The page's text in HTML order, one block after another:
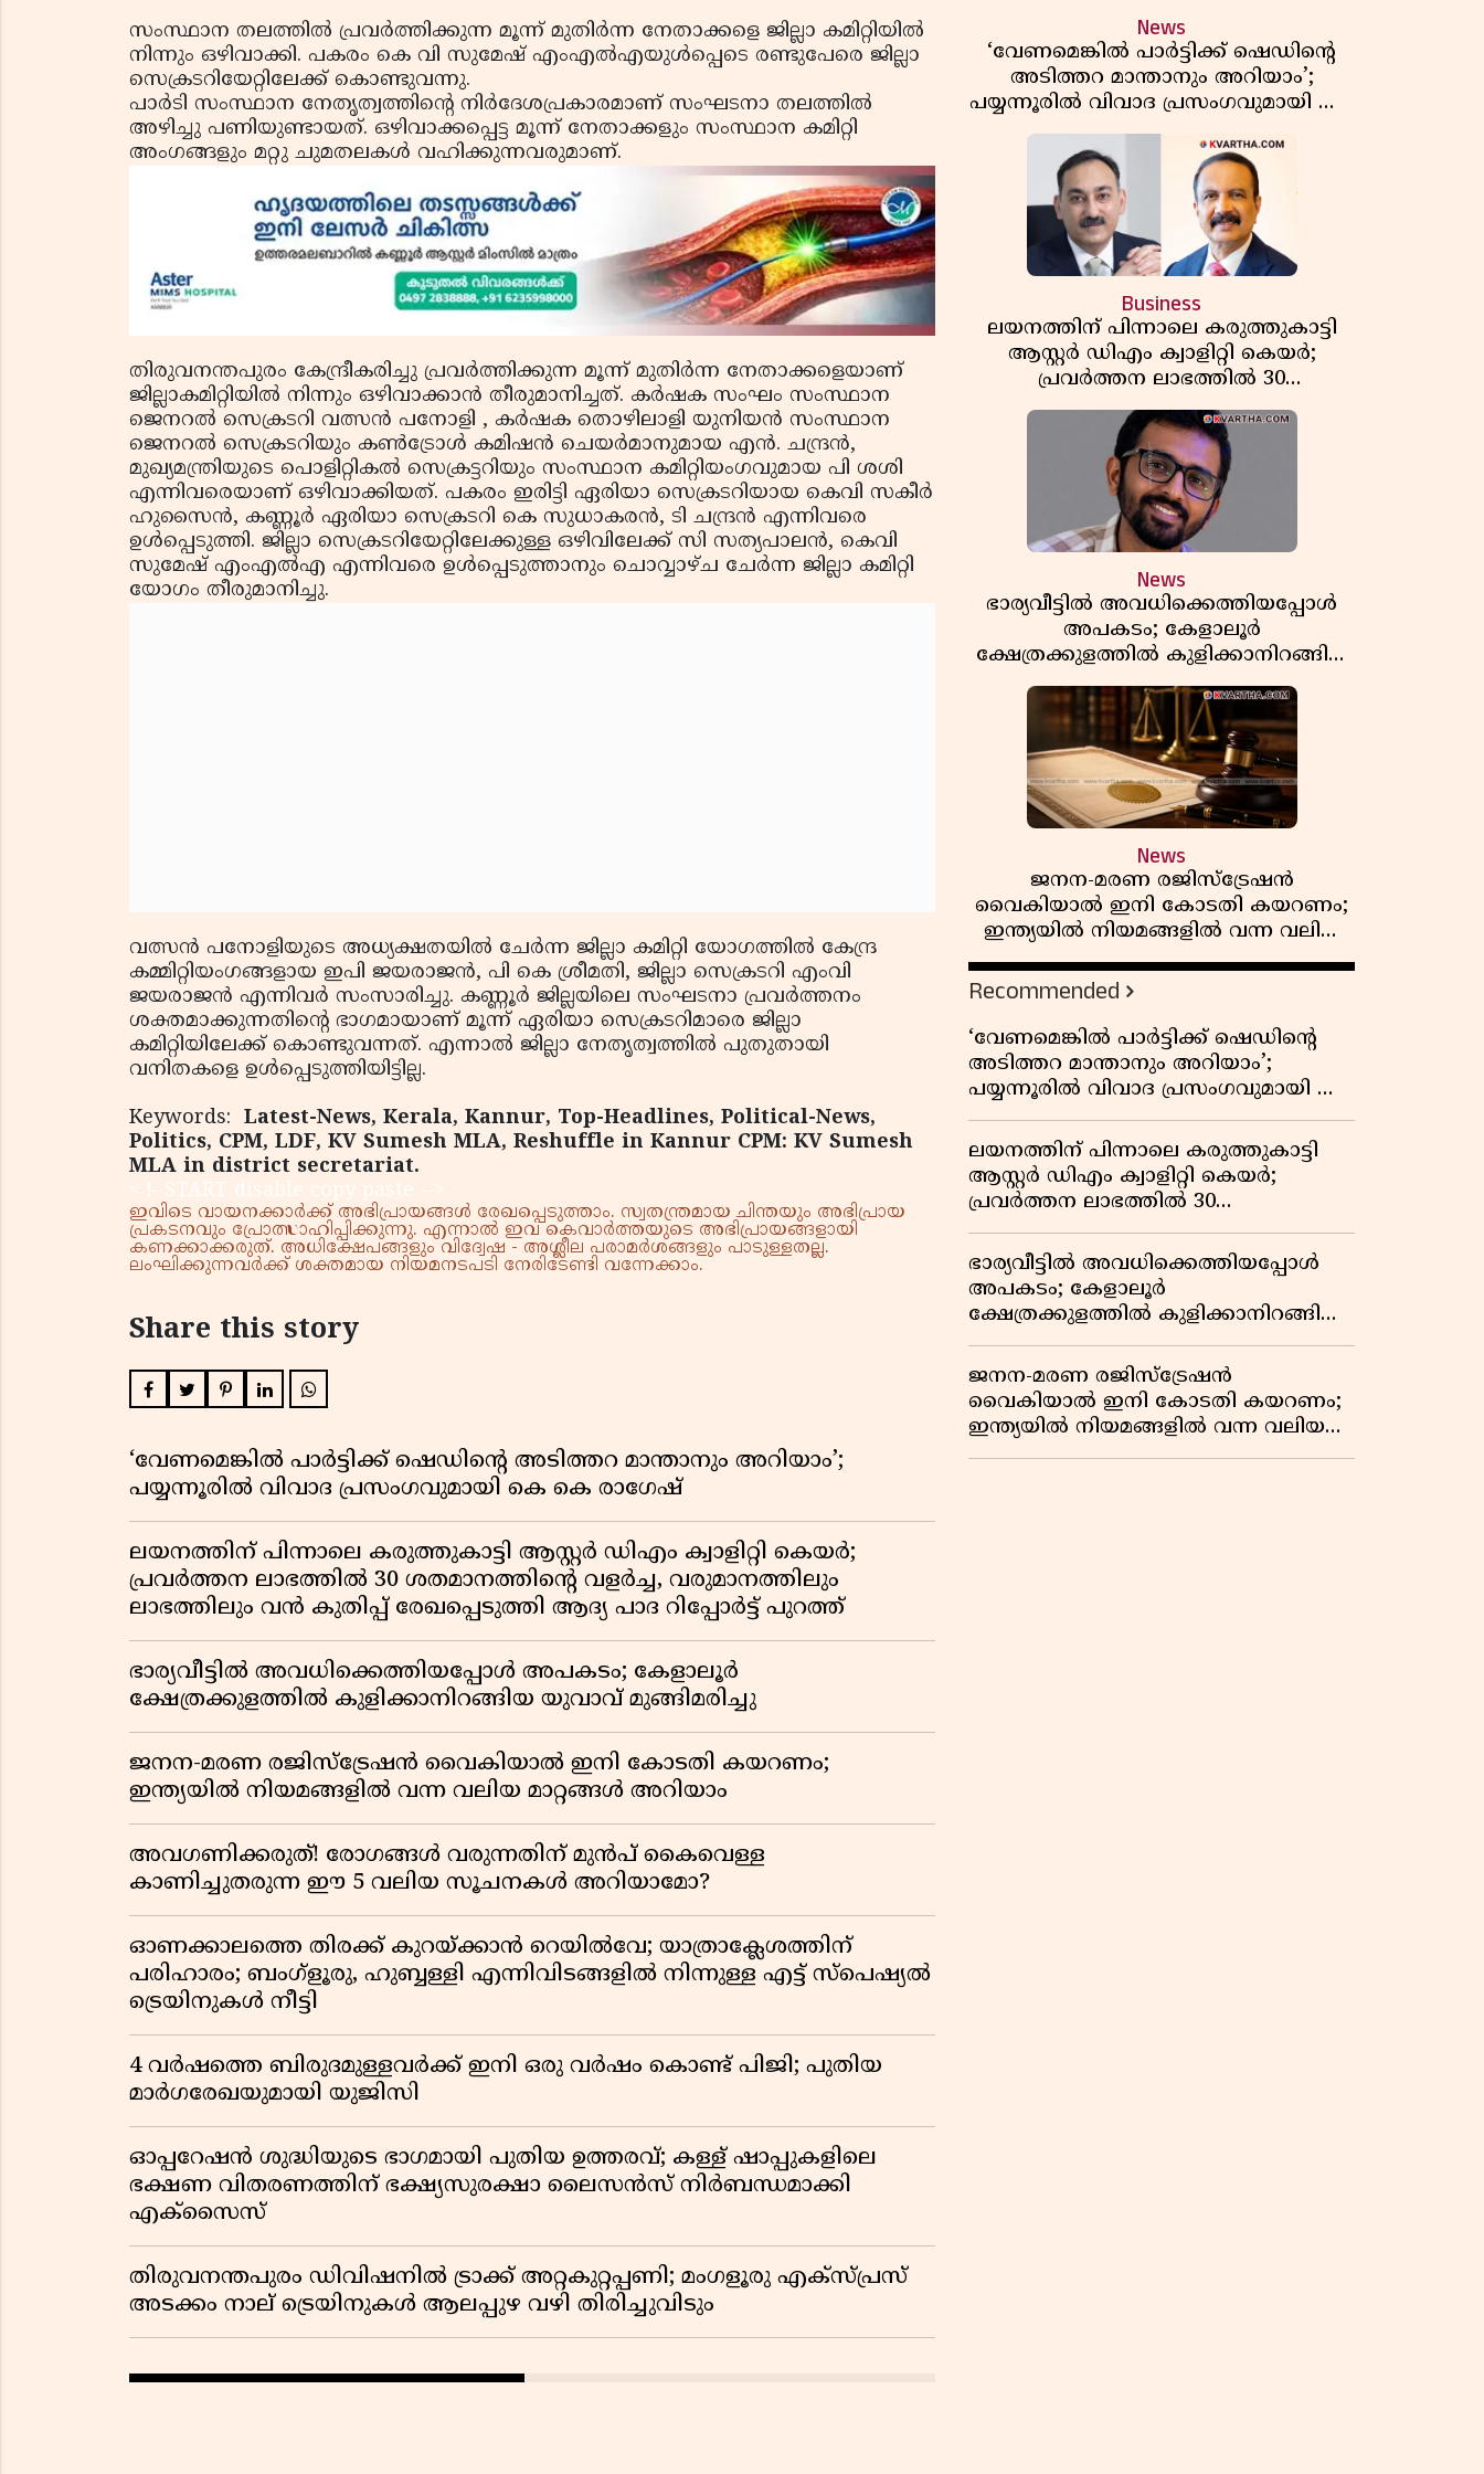
സംസ്ഥാന തലത്തില്‍ പ്രവര്‍ത്തിക്കുന്ന മൂന്ന് മുതിര്‍ന്ന നേതാക്കളെ ജില്ലാ കമിറ്റിയില്‍
നിന്നും ഒഴിവാക്കി. പകരം കെ വി സുമേഷ് എംഎല്‍എയുള്‍പ്പെടെ രണ്ടുപേരെ ജില്ലാ
സെക്രടറിയേറ്റിലേക്ക് കൊണ്ടുവന്നു.
പാര്‍ടി സംസ്ഥാന നേതൃത്വത്തിന്റെ നിര്‍ദേശപ്രകാരമാണ് സംഘടനാ തലത്തില്‍
അഴിച്ചു പണിയുണ്ടായത്. ഒഴിവാക്കപ്പെട്ട മൂന്ന് നേതാക്കളും സംസ്ഥാന കമിറ്റി
അംഗങ്ങളും മറ്റു ചുമതലകള്‍ വഹിക്കുന്നവരുമാണ്.
തിരുവനന്തപുരം കേന്ദ്രീകരിച്ചു പ്രവര്‍ത്തിക്കുന്ന മൂന്ന് മുതിര്‍ന്ന നേതാക്കളെയാണ്
ജില്ലാകമിറ്റിയില്‍ നിന്നും ഒഴിവാക്കാന്‍ തീരുമാനിച്ചത്. കര്‍ഷക സംഘം സംസ്ഥാന
ജെനറല്‍ സെക്രടറി വത്സന്‍ പനോളി , കര്‍ഷക തൊഴിലാളി യുനിയന്‍ സംസ്ഥാന
ജെനറല്‍ സെക്രടറിയും കണ്‍ട്രോള്‍ കമിഷന്‍ ചെയര്‍മാനുമായ എന്‍. ചന്ദ്രന്‍,
മുഖ്യമന്ത്രിയുടെ പൊളിറ്റികല്‍ സെക്രട്ടറിയും സംസ്ഥാന കമിറ്റിയംഗവുമായ പി ശശി
എന്നിവരെയാണ് ഒഴിവാക്കിയത്. പകരം ഇരിട്ടി ഏരിയാ സെക്രടറിയായ കെവി സകീര്‍
ഹുസൈന്‍, കണ്ണൂര്‍ ഏരിയാ സെക്രടറി കെ സുധാകരന്‍, ടി ചന്ദ്രന്‍ എന്നിവരെ
ഉള്‍പ്പെടുത്തി. ജില്ലാ സെക്രടറിയേറ്റിലേക്കുള്ള ഒഴിവിലേക്ക് സി സത്യപാലന്‍, കെവി
സുമേഷ് എംഎല്‍എ എന്നിവരെ ഉള്‍പ്പെടുത്താനും ചൊവ്വാഴ്ച ചേര്‍ന്ന ജില്ലാ കമിറ്റി
യോഗം തീരുമാനിച്ചു.
വത്സന്‍ പനോളിയുടെ അധ്യക്ഷതയില്‍ ചേര്‍ന്ന ജില്ലാ കമിറ്റി യോഗത്തില്‍ കേന്ദ്ര
കമ്മിറ്റിയംഗങ്ങളായ ഇപി ജയരാജന്‍, പി കെ ശ്രീമതി, ജില്ലാ സെക്രടറി എംവി
ജയരാജന്‍ എന്നിവര്‍ സംസാരിച്ചു. കണ്ണൂര്‍ ജില്ലയിലെ സംഘടനാ പ്രവര്‍ത്തനം
ശക്തമാക്കുന്നതിന്റെ ഭാഗമായാണ് മൂന്ന് ഏരിയാ സെക്രടറിമാരെ ജില്ലാ
കമിറ്റിയിലേക്ക് കൊണ്ടുവന്നത്. എന്നാല്‍ ജില്ലാ നേതൃത്വത്തില്‍ പുതുതായി
വനിതകളെ ഉള്‍പ്പെടുത്തിയിട്ടില്ല.
Keywords: Latest-News, Kerala, Kannur, Top-Headlines, Political-News,
Politics, CPM, LDF, KV Sumesh MLA, Reshuffle in Kannur CPM: KV Sumesh
MLA in district secretariat.
< !- START disable copy paste -->
ഇവിടെ വായനക്കാർക്ക് അഭിപ്രായങ്ങൾ രേഖപ്പെടുത്താം. സ്വതന്ത്രമായ ചിന്തയും അഭിപ്രായ
പ്രകടനവും പ്രോത്സാഹിപ്പിക്കുന്നു. എന്നാൽ ഇവ കെവാർത്തയുടെ അഭിപ്രായങ്ങളായി
കണക്കാക്കരുത്. അധിക്ഷേപങ്ങളും വിദ്വേഷ - അശ്ലീല പരാമർശങ്ങളും പാടുള്ളതല്ല.
ലംഘിക്കുന്നവർക്ക് ശക്തമായ നിയമനടപടി നേരിടേണ്ടി വന്നേക്കാം.
Share this story
‘വേണമെങ്കിൽ പാർട്ടിക്ക് ഷെഡിൻ്റെ അടിത്തറ മാന്താനും അറിയാം’;
പയ്യന്നൂരിൽ വിവാദ പ്രസംഗവുമായി കെ കെ രാഗേഷ്
ലയനത്തിന് പിന്നാലെ കരുത്തുകാട്ടി ആസ്റ്റർ ഡിഎം ക്വാളിറ്റി കെയർ;
പ്രവർത്തന ലാഭത്തിൽ 30 ശതമാനത്തിൻ്റെ വളർച്ച, വരുമാനത്തിലും
ലാഭത്തിലും വൻ കുതിപ്പ് രേഖപ്പെടുത്തി ആദ്യ പാദ റിപ്പോർട്ട് പുറത്ത്
ഭാര്യവീട്ടിൽ അവധിക്കെത്തിയപ്പോൾ അപകടം; കേളാലൂർ
ക്ഷേത്രക്കുളത്തിൽ കുളിക്കാനിറങ്ങിയ യുവാവ് മുങ്ങിമരിച്ചു
ജനന-മരണ രജിസ്ട്രേഷൻ വൈകിയാൽ ഇനി കോടതി കയറണം;
ഇന്ത്യയിൽ നിയമങ്ങളിൽ വന്ന വലിയ മാറ്റങ്ങൾ അറിയാം
അവഗണിക്കരുത്! രോഗങ്ങൾ വരുന്നതിന് മുൻപ് കൈവെള്ള
കാണിച്ചുതരുന്ന ഈ 5 വലിയ സൂചനകൾ അറിയാമോ?
ഓണക്കാലത്തെ തിരക്ക് കുറയ്ക്കാൻ റെയിൽവേ; യാത്രാക്ലേശത്തിന്
പരിഹാരം; ബംഗ്ളൂരു, ഹുബ്ബള്ളി എന്നിവിടങ്ങളിൽ നിന്നുള്ള എട്ട് സ്പെഷ്യൽ
ട്രെയിനുകൾ നീട്ടി
4 വർഷത്തെ ബിരുദമുള്ളവർക്ക് ഇനി ഒരു വർഷം കൊണ്ട് പിജി; പുതിയ
മാർഗരേഖയുമായി യുജിസി
ഓപ്പറേഷൻ ശുദ്ധിയുടെ ഭാഗമായി പുതിയ ഉത്തരവ്; കള്ള് ഷാപ്പുകളിലെ
ഭക്ഷണ വിതരണത്തിന് ഭക്ഷ്യസുരക്ഷാ ലൈസൻസ് നിർബന്ധമാക്കി
എക്സൈസ്
തിരുവനന്തപുരം ഡിവിഷനിൽ ട്രാക്ക് അറ്റകുറ്റപ്പണി; മംഗളൂരു എക്സ്പ്രസ്
അടക്കം നാല് ട്രെയിനുകൾ ആലപ്പുഴ വഴി തിരിച്ചുവിടും
News
‘വേണമെങ്കിൽ പാർട്ടിക്ക് ഷെഡിൻ്റെ
അടിത്തറ മാന്താനും അറിയാം’;
പയ്യന്നൂരിൽ വിവാദ പ്രസംഗവുമായി കെ
കെ രാഗേഷ്
Business
ലയനത്തിന് പിന്നാലെ കരുത്തുകാട്ടി
ആസ്റ്റർ ഡിഎം ക്വാളിറ്റി കെയർ;
പ്രവർത്തന ലാഭത്തിൽ 30
ശതമാനത്തിൻ്റെ വളർച്ച,
വരുമാനത്തിലും ലാഭത്തിലും വൻ
കുതിപ്പ് രേഖപ്പെടുത്തി ആദ്യ പാദ
റിപ്പോർട്ട് പുറത്ത്
News
ഭാര്യവീട്ടിൽ അവധിക്കെത്തിയപ്പോൾ
അപകടം; കേളാലൂർ
ക്ഷേത്രക്കുളത്തിൽ കുളിക്കാനിറങ്ങിയ
യുവാവ് മുങ്ങിമരിച്ചു
News
ജനന-മരണ രജിസ്ട്രേഷൻ
വൈകിയാൽ ഇനി കോടതി കയറണം;
ഇന്ത്യയിൽ നിയമങ്ങളിൽ വന്ന വലിയ
മാറ്റങ്ങൾ അറിയാം
Recommended
‘വേണമെങ്കിൽ പാർട്ടിക്ക് ഷെഡിൻ്റെ
അടിത്തറ മാന്താനും അറിയാം’;
പയ്യന്നൂരിൽ വിവാദ പ്രസംഗവുമായി കെ
കെ രാഗേഷ്
ലയനത്തിന് പിന്നാലെ കരുത്തുകാട്ടി
ആസ്റ്റർ ഡിഎം ക്വാളിറ്റി കെയർ;
പ്രവർത്തന ലാഭത്തിൽ 30
ശതമാനത്തിൻ്റെ വളർച്ച,
വരുമാനത്തിലും ലാഭത്തിലും വൻ
കുതിപ്പ് രേഖപ്പെടുത്തി ആദ്യ പാദ
റിപ്പോർട്ട് പുറത്ത്
ഭാര്യവീട്ടിൽ അവധിക്കെത്തിയപ്പോൾ
അപകടം; കേളാലൂർ
ക്ഷേത്രക്കുളത്തിൽ കുളിക്കാനിറങ്ങിയ
യുവാവ് മുങ്ങിമരിച്ചു
ജനന-മരണ രജിസ്ട്രേഷൻ
വൈകിയാൽ ഇനി കോടതി കയറണം;
ഇന്ത്യയിൽ നിയമങ്ങളിൽ വന്ന വലിയ
മാറ്റങ്ങൾ അറിയാം